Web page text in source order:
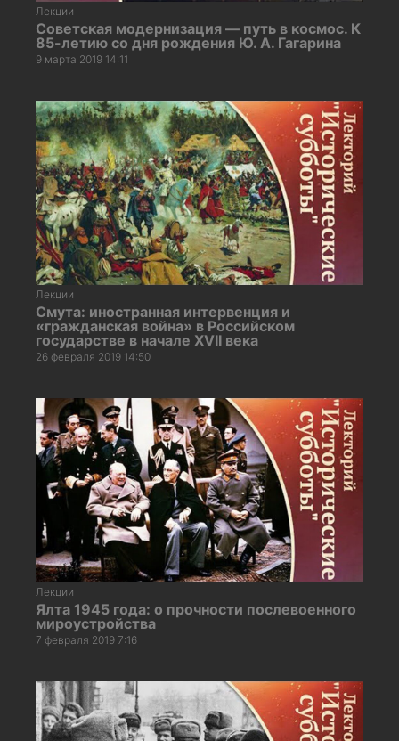
Лекции
Советская модернизация — путь в космос. К
85-летию со дня рождения Ю. А. Гагарина
9 марта 2019 14:11
Лекции
Смута: иностранная интервенция и
«гражданская война» в Российском
государстве в начале XVII века
26 февраля 2019 14:50
Лекции
Ялта 1945 года: о прочности послевоенного
мироустройства
7 февраля 2019 7:16